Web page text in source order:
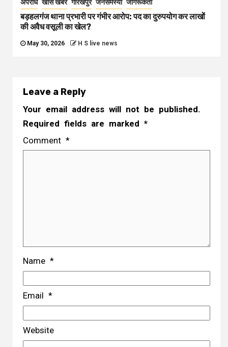
अपराध खास खबर गोरखपुर जनसमस्या जागरूकता
बड़हलगंज थाना प्रभारी पर गंभीर आरोप: पद का दुरुपयोग कर लाखों
की अवैध वसूली का खेल?
May 30, 2026 H S live news
Leave a Reply
Your email address will not be published.
Required fields are marked *
Comment *
Name *
Email *
Website